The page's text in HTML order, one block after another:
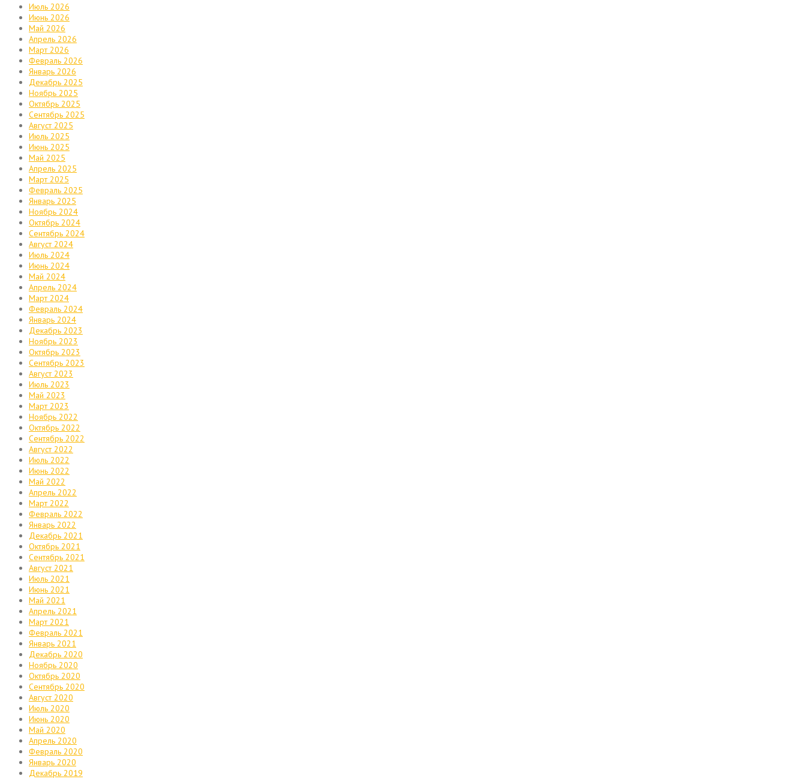
Июль 2026
Июнь 2026
Май 2026
Апрель 2026
Март 2026
Февраль 2026
Январь 2026
Декабрь 2025
Ноябрь 2025
Октябрь 2025
Сентябрь 2025
Август 2025
Июль 2025
Июнь 2025
Май 2025
Апрель 2025
Март 2025
Февраль 2025
Январь 2025
Ноябрь 2024
Октябрь 2024
Сентябрь 2024
Август 2024
Июль 2024
Июнь 2024
Май 2024
Апрель 2024
Март 2024
Февраль 2024
Январь 2024
Декабрь 2023
Ноябрь 2023
Октябрь 2023
Сентябрь 2023
Август 2023
Июль 2023
Май 2023
Март 2023
Ноябрь 2022
Октябрь 2022
Сентябрь 2022
Август 2022
Июль 2022
Июнь 2022
Май 2022
Апрель 2022
Март 2022
Февраль 2022
Январь 2022
Декабрь 2021
Октябрь 2021
Сентябрь 2021
Август 2021
Июль 2021
Июнь 2021
Май 2021
Апрель 2021
Март 2021
Февраль 2021
Январь 2021
Декабрь 2020
Ноябрь 2020
Октябрь 2020
Сентябрь 2020
Август 2020
Июль 2020
Июнь 2020
Май 2020
Апрель 2020
Февраль 2020
Январь 2020
Декабрь 2019